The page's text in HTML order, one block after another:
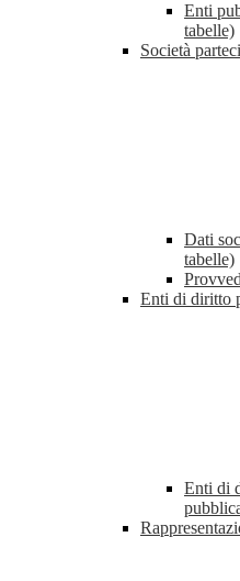
Enti
tabelle)
Società
Dati
tabelle)
Enti di diritto
Enti di